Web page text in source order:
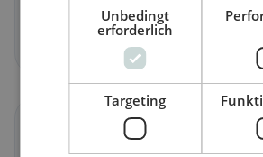
Piatti senza carne e classici
Unbedingt
erforderlich
Targeting